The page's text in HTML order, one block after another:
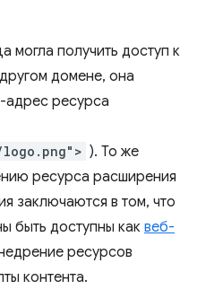
могла получить доступ к
домене, она
адрес ресурса
). То же
ресурса расширения
заключаются в том, что
быть доступны как веб-
ресурсов
контента.